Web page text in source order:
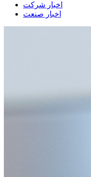
اخبار شرکت
اخبار صنعت